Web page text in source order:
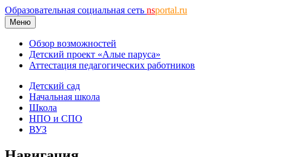
Образовательная социальная сеть nsportal.ru
Меню
Обзор возможностей
Детский проект «Алые паруса»
Аттестация педагогических работников
Детский сад
Начальная школа
Школа
НПО и СПО
ВУЗ